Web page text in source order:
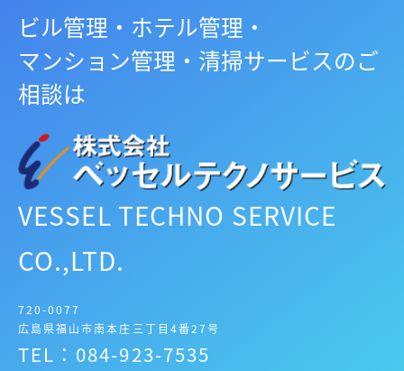
ビル管理・ホテル管理・
マンション管理・清掃サービスのご
相談は
VESSEL TECHNO SERVICE
CO.,LTD.
720-0077
広島県福山市南本庄三丁目4番27号
TEL：084-923-7535